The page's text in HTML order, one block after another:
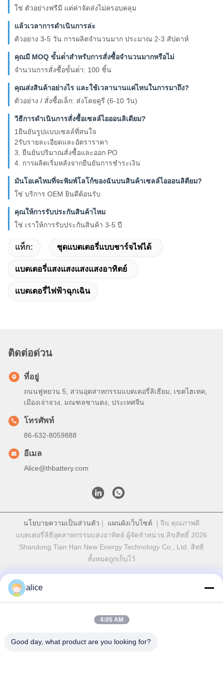
ใช่ ตัวอย่างฟรีมี แต่ค่าจัดส่งไม่ครอบคลุม
แล้วเวลาการดําเนินการล่ะ
ตัวอย่าง 3-5 วัน การผลิตจํานวนมาก ประมาณ 2-3 สัปดาห์
คุณมี MOQ ขั้นต่ําสําหรับการสั่งซื้อจํานวนมากหรือไม่
จํานวนการสั่งซื้อขั้นต่ํา: 100 ชิ้น
คุณส่งสินค้าอย่างไร และใช้เวลานานแค่ไหนในการมาถึง?
ตัวอย่าง / สั่งซื้อเล็ก: ส่งโดยคูรี (6-10 วัน)
วิธีการดําเนินการสั่งซื้อเซลล์ไอออนลิเดียม?
1ยืนยันรูปแบบเซลล์ที่สนใจ
2รับรายละเอียดและอัตราราคา
3. ยืนยันปริมาณสั่งซื้อและออก PO
4. การผลิตเริ่มหลังจากยืนยันการชําระเงิน
มันโอเคไหมที่จะพิมพ์โลโก้ของฉันบนสินค้าเซลล์ไอออนลิตียม?
ใช่ บริการ OEM ยินดีต้อนรับ
คุณให้การรับประกันสินค้าไหม
ใช่ เราให้การรับประกันสินค้า 3-5 ปี
แท็ก: ชุดแบตเตอรี่แบบชาร์จไฟได้
แบตเตอรี่แสงแสงแสงแสงอาทิตย์
แบตเตอรี่ไฟฟ้าฉุกเฉิน
ติดต่อด่วน
ที่อยู่
ถนนฟูหยวน 5, สวนอุตสาหกรรมแบตเตอรี่ลิเธียม, เขตไฮเทค,
เมืองเจ่าจวง, มณฑลซานตง, ประเทศจีน
โทรศัพท์
86-632-8059888
อีเมล
Alice@thbattery.com
นโยบายความเป็นส่วนตัว | แผนผังเว็บไซต์ | จีน คุณภาพดี
แบตเตอรี่ลิธีอุตสาหกรรมแสงอาทิตย์ ผู้จัดจําหน่าย.ลิขสิทธิ์ 2026
Shandong Tian Han New Energy Technology Co., Ltd. สิทธิ
ทั้งหมดถูกเก็บไว้
alice
4:05 AM
Good day, what product are you looking for?